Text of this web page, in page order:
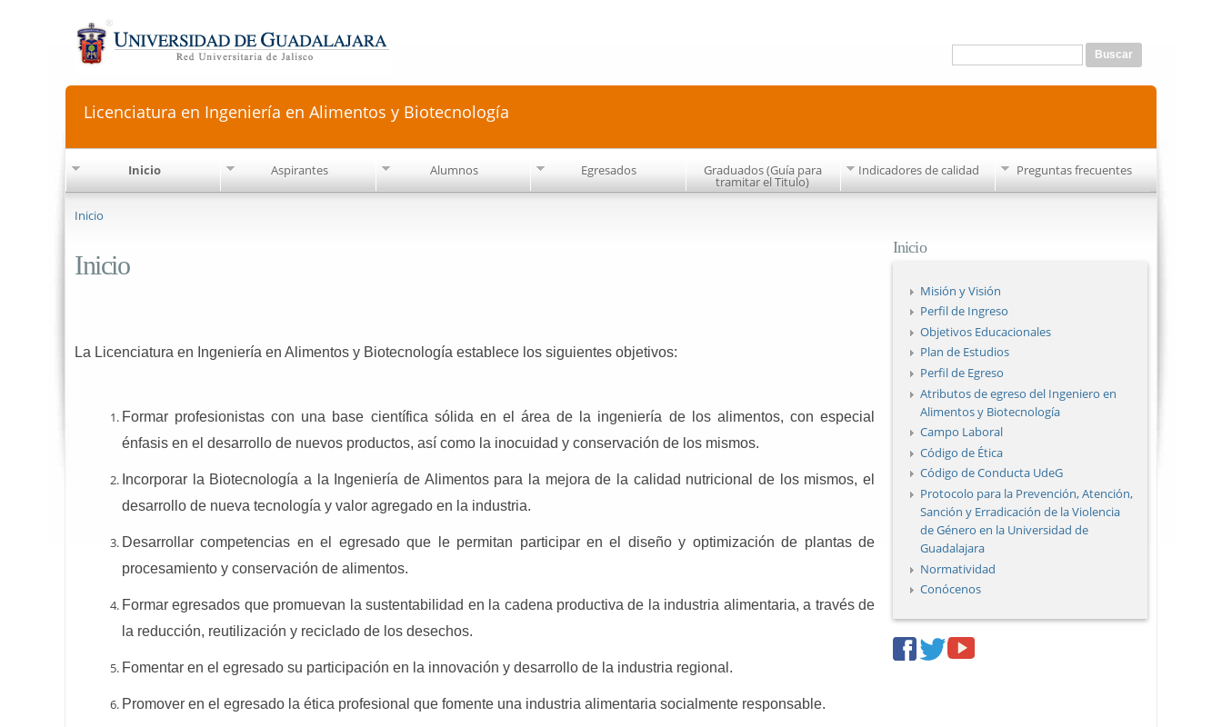
Licenciatura en Ingeniería en Alimentos y Biotecnología
Inicio Aspirantes Alumnos Egresados Graduados (Guía para
tramitar el Titulo)
Indicadores de calidad Preguntas frecuentes
Inicio
Inicio
La Licenciatura en Ingeniería en Alimentos y Biotecnología establece los siguientes objetivos:
Formar profesionistas con una base científica sólida en el área de la ingeniería de los alimentos, con especial
énfasis en el desarrollo de nuevos productos, así como la inocuidad y conservación de los mismos.
Incorporar la Biotecnología a la Ingeniería de Alimentos para la mejora de la calidad nutricional de los mismos, el
desarrollo de nueva tecnología y valor agregado en la industria.
Desarrollar competencias en el egresado que le permitan participar en el diseño y optimización de plantas de
procesamiento y conservación de alimentos.
Formar egresados que promuevan la sustentabilidad en la cadena productiva de la industria alimentaria, a través de
la reducción, reutilización y reciclado de los desechos.
Fomentar en el egresado su participación en la innovación y desarrollo de la industria regional.
Promover en el egresado la ética profesional que fomente una industria alimentaria socialmente responsable.
Inicio
Misión y Visión
Perfil de Ingreso
Objetivos Educacionales
Plan de Estudios
Perfil de Egreso
Atributos de egreso del Ingeniero en
Alimentos y Biotecnología
Campo Laboral
Código de Ética
Código de Conducta UdeG
Protocolo para la Prevención, Atención,
Sanción y Erradicación de la Violencia
de Género en la Universidad de
Guadalajara
Normatividad
Conócenos
facebooktwitter